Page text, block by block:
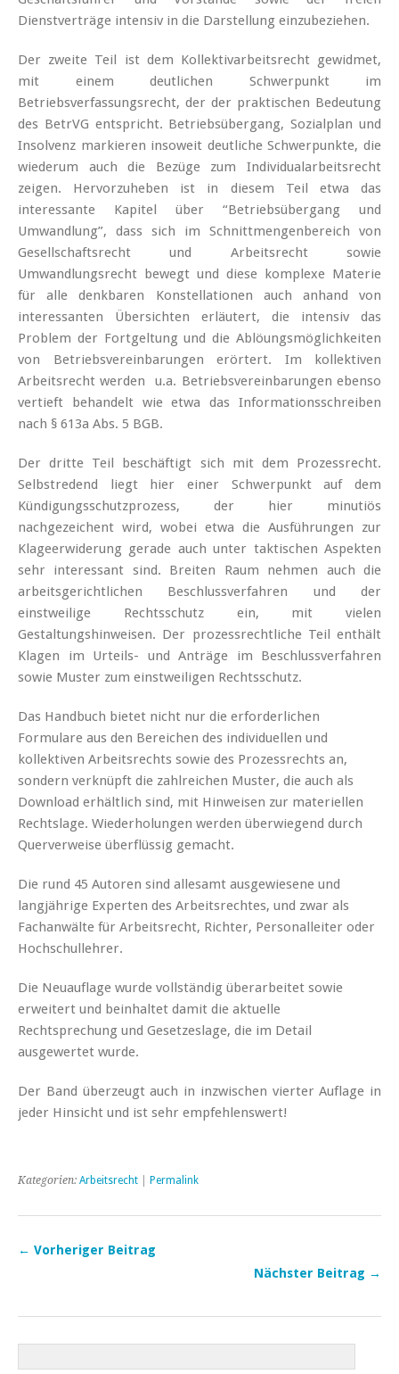
Dienstverträge intensiv in die Darstellung einzubeziehen.
Der zweite Teil ist dem Kollektivarbeitsrecht gewidmet,
mit einem deutlichen Schwerpunkt im
Betriebsverfassungsrecht, der der praktischen Bedeutung
des BetrVG entspricht. Betriebsübergang, Sozialplan und
Insolvenz markieren insoweit deutliche Schwerpunkte, die
wiederum auch die Bezüge zum Individualarbeitsrecht
zeigen. Hervorzuheben ist in diesem Teil etwa das
interessante Kapitel über “Betriebsübergang und
Umwandlung”, dass sich im Schnittmengenbereich von
Gesellschaftsrecht und Arbeitsrecht sowie
Umwandlungsrecht bewegt und diese komplexe Materie
für alle denkbaren Konstellationen auch anhand von
interessanten Übersichten erläutert, die intensiv das
Problem der Fortgeltung und die Ablöungsmöglichkeiten
von Betriebsvereinbarungen erörtert. Im kollektiven
Arbeitsrecht werden u.a. Betriebsvereinbarungen ebenso
vertieft behandelt wie etwa das Informationsschreiben
nach § 613a Abs. 5 BGB.
Der dritte Teil beschäftigt sich mit dem Prozessrecht.
Selbstredend liegt hier einer Schwerpunkt auf dem
Kündigungsschutzprozess, der hier minutiös
nachgezeichent wird, wobei etwa die Ausführungen zur
Klageerwiderung gerade auch unter taktischen Aspekten
sehr interessant sind. Breiten Raum nehmen auch die
arbeitsgerichtlichen Beschlussverfahren und der
einstweilige Rechtsschutz ein, mit vielen
Gestaltungshinweisen. Der prozessrechtliche Teil enthält
Klagen im Urteils- und Anträge im Beschlussverfahren
sowie Muster zum einstweiligen Rechtsschutz.
Das Handbuch bietet nicht nur die erforderlichen
Formulare aus den Bereichen des individuellen und
kollektiven Arbeitsrechts sowie des Prozessrechts an,
sondern verknüpft die zahlreichen Muster, die auch als
Download erhältlich sind, mit Hinweisen zur materiellen
Rechtslage. Wiederholungen werden überwiegend durch
Querverweise überflüssig gemacht.
Die rund 45 Autoren sind allesamt ausgewiesene und
langjährige Experten des Arbeitsrechtes, und zwar als
Fachanwälte für Arbeitsrecht, Richter, Personalleiter oder
Hochschullehrer.
Die Neuauflage wurde vollständig überarbeitet sowie
erweitert und beinhaltet damit die aktuelle
Rechtsprechung und Gesetzeslage, die im Detail
ausgewertet wurde.
Der Band überzeugt auch in inzwischen vierter Auflage in
jeder Hinsicht und ist sehr empfehlenswert!
Kategorien: Arbeitsrecht Permalink
← Vorheriger Beitrag
Nächster Beitrag →